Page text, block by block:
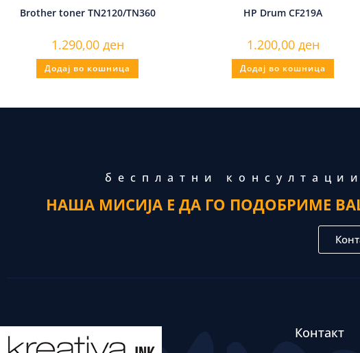
Brother toner TN2120/TN360
1.290,00 ден
Додај во кошница
HP Drum CF219A
1.200,00 ден
Додај во кошница
бесплатни
НАША МИСИЈА Е ДА ГО ПОДОБРИМЕ
Контакт